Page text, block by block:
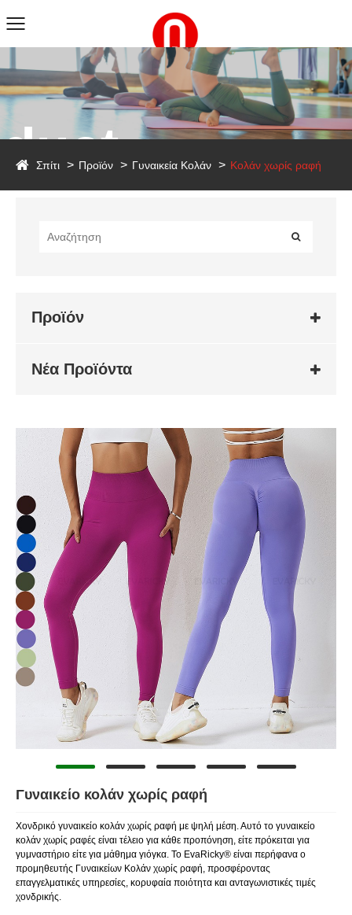
Σπίτι Προϊόν Γυναικεία Κολάν Κολάν χωρίς ραφή
Προϊόν
Νέα Προϊόντα
Γυναικείο κολάν χωρίς ραφή
Χονδρικό γυναικείο κολάν χωρίς ραφή με ψηλή μέση. Αυτό το γυναικείο
κολάν χωρίς ραφές είναι τέλειο για κάθε προπόνηση, είτε πρόκειται για
γυμναστήριο είτε για μάθημα γιόγκα. Το EvaRicky® είναι περήφανα ο
προμηθευτής Γυναικείων Κολάν χωρίς ραφή, προσφέροντας
επαγγελματικές υπηρεσίες, κορυφαία ποιότητα και ανταγωνιστικές τιμές
χονδρικής.